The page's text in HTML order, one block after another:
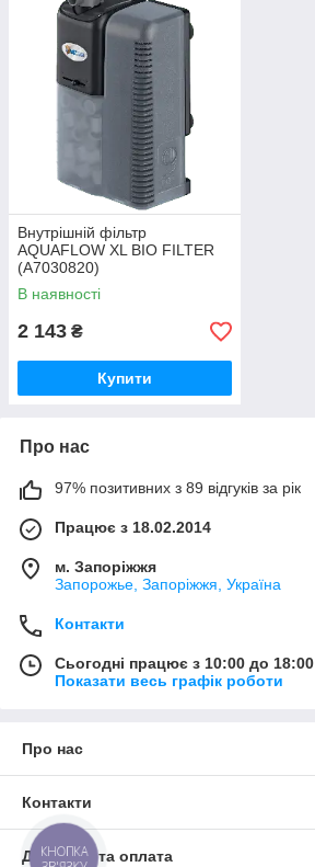
Внутрішній фільтр
AQUAFLOW XL BIO FILTER
(A7030820)
В наявності
2 143 ₴
Купити
Про нас
97% позитивних з 89 відгуків за рік
Працює з 18.02.2014
м. Запоріжжя
Запорожье, Запоріжжя, Україна
Контакти
Сьогодні працює з 10:00 до 18:00
Показати весь графік роботи
Про нас
Контакти
Доставка та оплата
КНОПКА